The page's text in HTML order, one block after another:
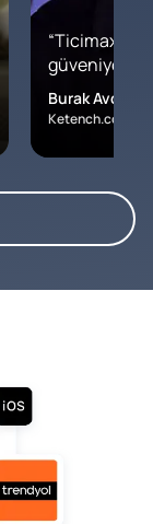
“Ticimax'a
Burak Avcılar
Ketench.com –